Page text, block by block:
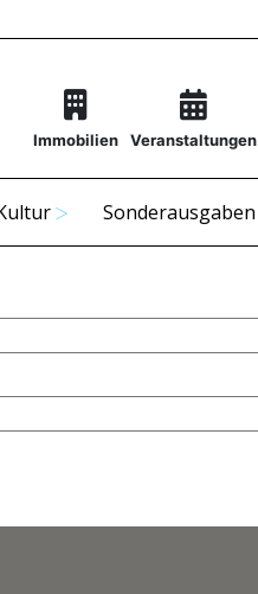
Immobilien Veranstaltungen
Sonderausgaben